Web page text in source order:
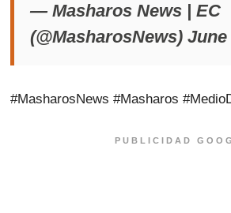
— Masharos News | EC
(@MasharosNews)June
#MasharosNews #Masharos
PUBLICIDAD